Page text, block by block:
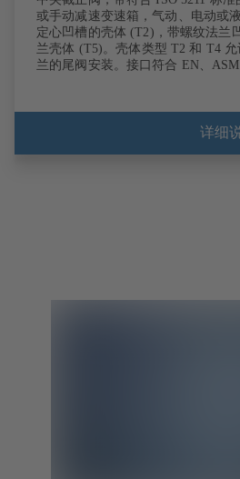
或手动减速变速箱，气动、电动或
定心凹槽的壳体 (T2)，带螺纹法兰
兰壳体 (T5)。壳体类型 T2 和 T4
兰的尾阀安装。接口符合 EN、
详细